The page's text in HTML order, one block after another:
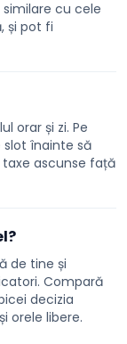
cu cele
și pot fi
orar și zi. Pe
înainte să
ascunse față
de tine și
Compară
decizia
orele libere.